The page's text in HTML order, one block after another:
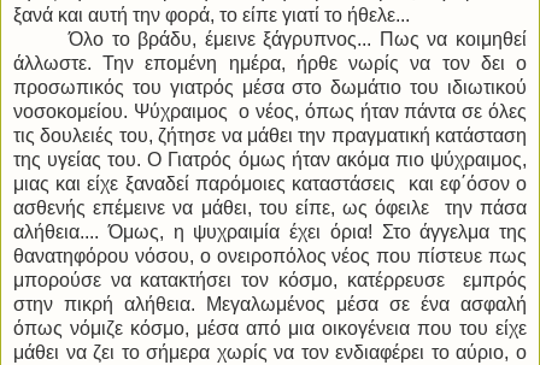
ξανά και αυτή την φορά, το είπε γιατί το ήθελε...
Όλο το βράδυ, έμεινε ξάγρυπνος... Πως να κοιμηθεί
άλλωστε. Την επομένη ημέρα, ήρθε νωρίς να τον δει ο
προσωπικός του γιατρός μέσα στο δωμάτιο του ιδιωτικού
νοσοκομείου. Ψύχραιμος ο νέος, όπως ήταν πάντα σε όλες
τις δουλειές του, ζήτησε να μάθει την πραγματική κατάσταση
της υγείας του. Ο Γιατρός όμως ήταν ακόμα πιο ψύχραιμος,
μιας και είχε ξαναδεί παρόμοιες καταστάσεις και εφ΄όσον ο
ασθενής επέμεινε να μάθει, του είπε, ως όφειλε την πάσα
αλήθεια.... Όμως, η ψυχραιμία έχει όρια! Στο άγγελμα της
θανατηφόρου νόσου, ο ονειροπόλος νέος που πίστευε πως
μπορούσε να κατακτήσει τον κόσμο, κατέρρευσε εμπρός
στην πικρή αλήθεια. Μεγαλωμένος μέσα σε ένα ασφαλή
όπως νόμιζε κόσμο, μέσα από μια οικογένεια που του είχε
μάθει να ζει το σήμερα χωρίς να τον ενδιαφέρει το αύριο, ο